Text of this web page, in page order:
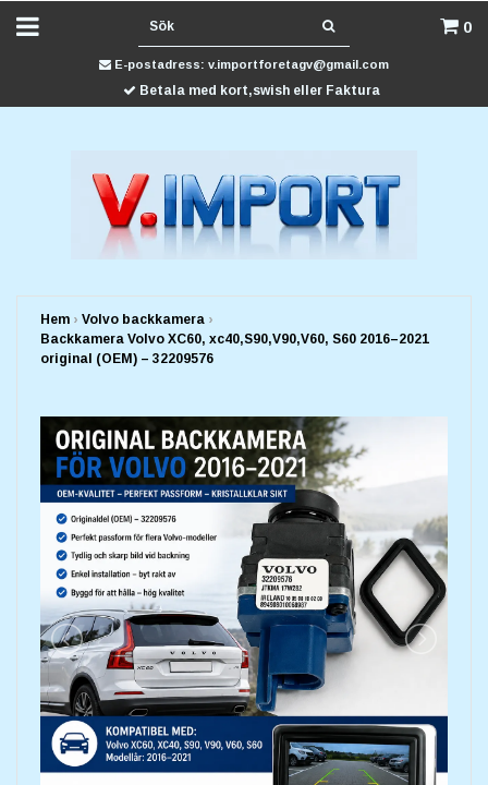
0
E-postadress: v.importforetagv@gmail.com
Betala med kort,swish eller Faktura
Hem › Volvo backkamera ›
Backkamera Volvo XC60, xc40,S90,V90,V60, S60 2016–2021
original (OEM) – 32209576